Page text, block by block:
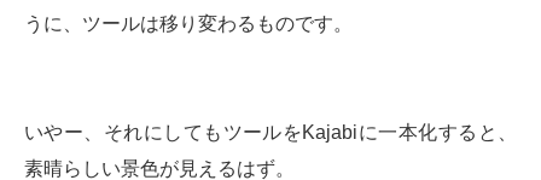
うに、ツールは移り変わるものです。
いやー、それにしてもツールをKajabiに一本化すると、
素晴らしい景色が見えるはず。